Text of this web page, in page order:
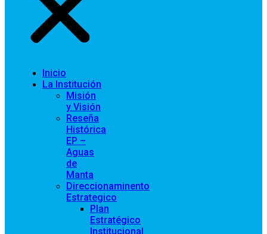
Inicio
La Institución
Misión
y Visión
Reseña
Histórica
EP –
Aguas
de
Manta
Direccionaminento
Estrategico
Plan
Estratégico
Institucional